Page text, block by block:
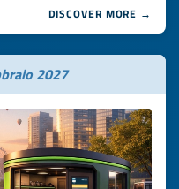
DISCOVER MORE →
2027